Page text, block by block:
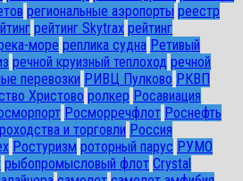
региональные аэропорты реестр
рейтинг Skytrax рейтинг
море реплика судна Ретивый
речной круизный теплоход речной
перевозки РИВЦ Пулково РКВП
Христово ролкер Росавиация
Росморречфлот Роснефть
и торговли Россия
Ростуризм роторный парус РУМО
рыбопромысловый флот Сrystal